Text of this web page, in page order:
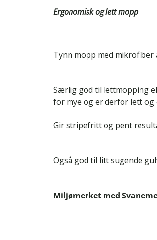
Ergonomisk og lett mopp
Tynn mopp med mikrofiber
Særlig god til lettmopping
for mye og er derfor lett og
Gir stripefritt og pent
Også god til litt sugende
Miljømerket med